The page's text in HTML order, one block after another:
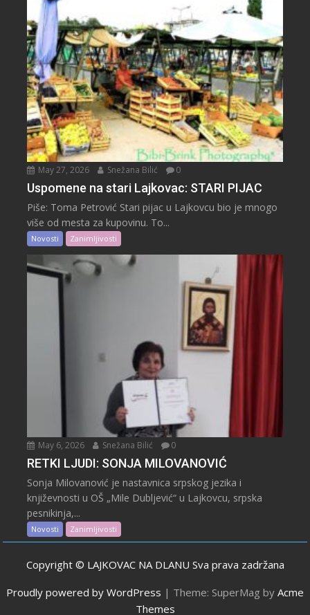
May 27, 2026 Snežana Bilić 0
Uspomene na stari Lajkovac: STARI PIJAC
Piše: Toma Petrović Stari pijac u Lajkovcu bio je mnogo
više od mesta za kupovinu. To...
Novosti Zanimljivosti
May 6, 2026 Snežana Bilić 0
RETKI LJUDI: SONJA MILOVANOVIĆ
Sonja Milovanović je nastavnica srpskog jezika i
književnosti u OŠ „Mile Dubljević“ u Lajkovcu, srpska
pesnikinja,...
Novosti Zanimljivosti
Copyright © LAJKOVAC NA DLANU Sva prava zadržana
Proudly powered by WordPress | Theme: SuperMag by Acme
Themes